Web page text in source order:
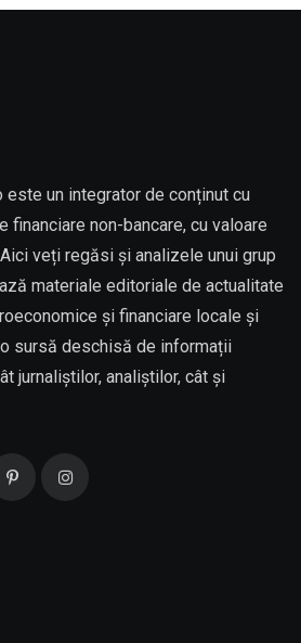
este un integrator de conținut cu
financiare non-bancare, cu valoare
veți regăsi și analizele unui grup
materiale editoriale de actualitate
și financiare locale și
sursă deschisă de informații
jurnaliștilor, analiștilor, cât și